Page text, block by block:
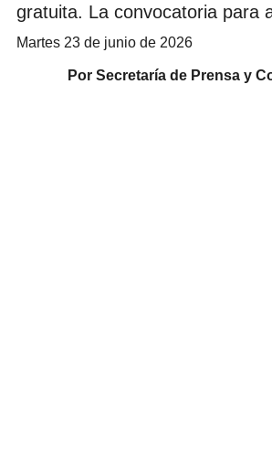
gratuita. La convocatoria para
martes 23 de junio de 2026
Por Secretaría de Prensa y